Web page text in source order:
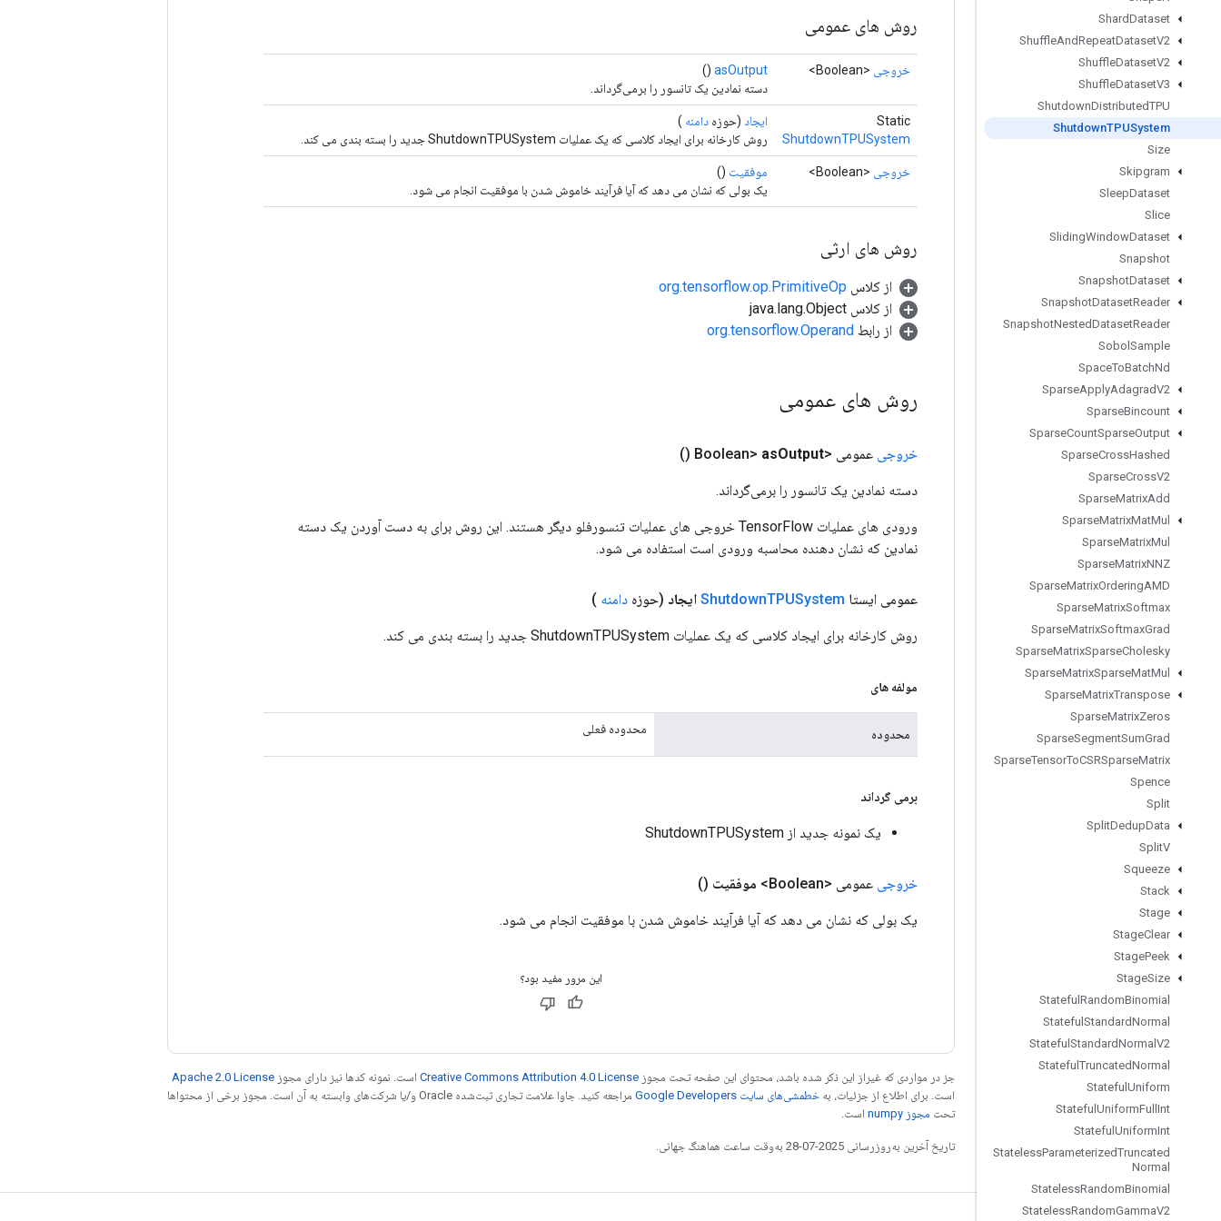
ShardDataset
ShuffleAndRepeatDatasetV2
ShuffleDatasetV2
ShuffleDatasetV3
ShutdownDistributedTPU
ShutdownTPUSystem
Size
Skipgram
SleepDataset
Slice
SlidingWindowDataset
Snapshot
SnapshotDataset
SnapshotDatasetReader
SnapshotNestedDatasetReader
Sobol Sample
SpaceToBatchNd
SparseApplyAdagradV2
SparseBincount
SparseCountSparseOutput
SparseCrossHashed
SparseCrossV2
SparseMatrixAdd
SparseMatrixMatMul
SparseMatrixMul
SparseMatrixNNZ
SparseMatrixOrderingAMD
SparseMatrixSoftmax
SparseMatrixSoftmaxGrad
SparseMatrixSparseCholesky
SparseMatrixSparseMatMul
SparseMatrixTranspose
SparseMatrixZeros
SparseSegmentSumGrad
SparseTensorToCSRSparseMatrix
Spence
Split
SplitDedupData
SplitV
Squeeze
Stack
Stage
StageClear
StagePeek
StageSize
Stateful RandomBinomial
Stateful StandardNormal
Stateful StandardNormal V2
Stateful TruncatedNormal
Stateful Uniform
Stateful UniformFull Int
Stateful UniformInt
StatelessParameterizedTruncated
Normal
StatelessRandomBinomial
StatelessRandomGammaV2
روش های عمومی
خروجی <Boolean>
asOutput
()
دسته نمادین یک تانسور را برمی‌گرداند.
Static
ShutdownTPUSystem
ایجاد (حوزه دامنه )
روش کارخانه برای ایجاد کلاسی که یک عملیات ShutdownTPUSystem جدید را بسته بندی می کند.
خروجی <Boolean> موفقیت ()
یک بولی که نشان می دهد که آیا فرآیند خاموش شدن با موفقیت انجام می شود.
روش های ارثی
از کلاس org.tensorflow.op.PrimitiveOp
از کلاس java.lang.Object
از رابط org.tensorflow.Operand
روش های عمومی
خروجی عمومی <Boolean> asOutput
()
دسته نمادین یک تانسور را برمی‌گرداند.
ورودی های عملیات TensorFlow خروجی های عملیات تنسورفلو دیگر هستند. این روش برای به دست آوردن یک دسته
نمادین که نشان دهنده محاسبه ورودی است استفاده می شود.
عمومی ایستا ShutdownTPUSystem ایجاد (حوزه دامنه )
روش کارخانه برای ایجاد کلاسی که یک عملیات ShutdownTPUSystem جدید را بسته بندی می کند.
مولفه های
محدوده محدوده فعلی
برمی گرداند
یک نمونه جدید از ShutdownTPUSystem
خروجی عمومی <Boolean> موفقیت ()
یک بولی که نشان می دهد که آیا فرآیند خاموش شدن با موفقیت انجام می شود.
این مرور مفید بود؟
جز در مواردی که غیراز این ذکر شده باشد، محتوای این صفحه تحت مجوز Creative Commons Attribution 4.0 License است. نمونه کدها نیز دارای مجوز Apache 2.0 License
است. برای اطلاع از جزئیات، به خطمشی‌های سایت Google Developers‏
مراجعه کنید. جاوا علامت تجاری ثبت‌شده Oracle و/یا شرکت‌های وابسته به آن است. مجوز برخی از محتواها
تحت مجوز numpy‏ است.
تاریخ آخرین به‌روزرسانی 2025-07-28 به‌وقت ساعت هماهنگ جهانی.